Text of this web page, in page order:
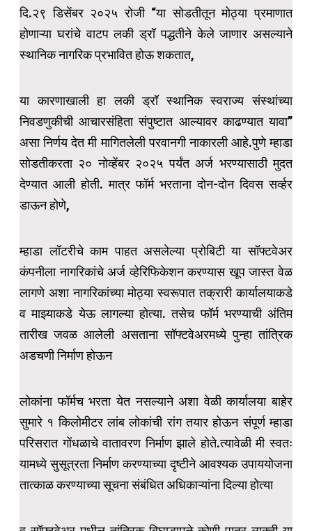
दि.२९ डिसेंबर २०२५ रोजी “या सोडतीतून मोठ्या प्रमाणात
होणाऱ्या घरांचे वाटप लकी ड्रॉ पद्धतीने केले जाणार असल्याने
स्थानिक नागरिक प्रभावित होऊ शकतात,
या कारणाखाली हा लकी ड्रॉ स्थानिक स्वराज्य संस्थांच्या
निवडणुकीची आचारसंहिता संपुष्टात आल्यावर काढण्यात यावा”
असा निर्णय देत मी मागितलेली परवानगी नाकारली आहे.पुणे म्हाडा
सोडतीकरता २० नोव्हेंबर २०२५ पर्यंत अर्ज भरण्यासाठी मुदत
देण्यात आली होती. मात्र फॉर्म भरताना दोन-दोन दिवस सर्व्हर
डाऊन होणे,
म्हाडा लॉटरीचे काम पाहत असलेल्या प्रोबिटी या सॉफ्टवेअर
कंपनीला नागरिकांचे अर्ज व्हेरिफिकेशन करण्यास खूप जास्त वेळ
लागणे अशा नागरिकांच्या मोठ्या स्वरूपात तक्रारी कार्यालयाकडे
व माझ्याकडे येऊ लागल्या होत्या. तसेच फॉर्म भरण्याची अंतिम
तारीख जवळ आलेली असताना सॉफ्टवेअरमध्ये पुन्हा तांत्रिक
अडचणी निर्माण होऊन
लोकांना फॉर्मच भरता येत नसल्याने अशा वेळी कार्यालया बाहेर
सुमारे १ किलोमीटर लांब लोकांची रांग तयार होऊन संपूर्ण म्हाडा
परिसरात गोंधळाचे वातावरण निर्माण झाले होते.त्यावेळी मी स्वतः
यामध्ये सुसूत्रता निर्माण करण्याच्या दृष्टीने आवश्यक उपाययोजना
तात्काळ करण्याच्या सूचना संबंधित अधिकाऱ्यांना दिल्या होत्या